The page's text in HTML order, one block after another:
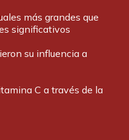
más grandes que
significativos
su influencia a
C a través de la